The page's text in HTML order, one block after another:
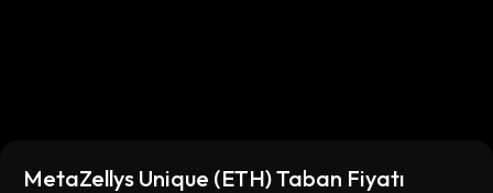
MetaZellys Unique (ETH) Taban Fiyatı